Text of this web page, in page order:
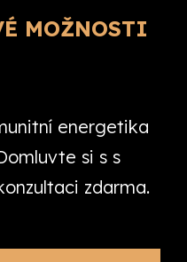
MOŽNOSTI
energetika
si s s
zdarma.